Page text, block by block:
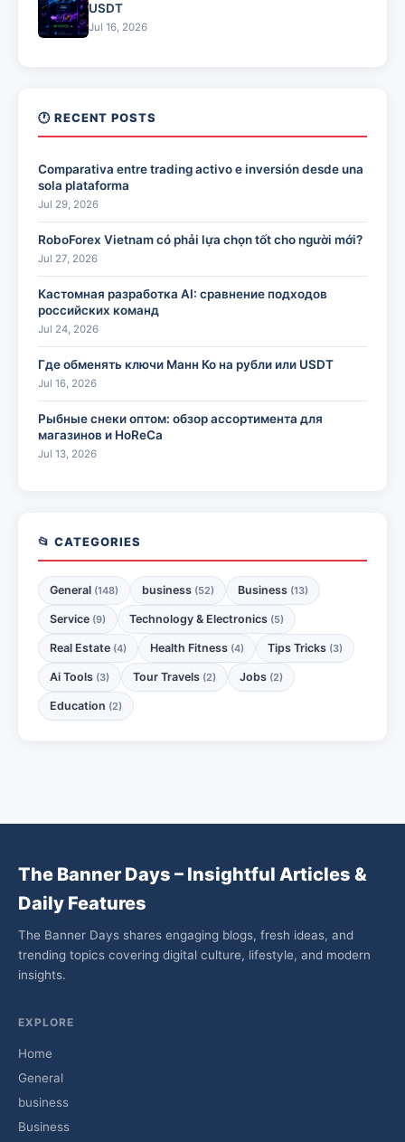
USDT
Jul 16, 2026
🕐 RECENT POSTS
Comparativa entre trading activo e inversión desde una
sola plataforma
Jul 29, 2026
RoboForex Vietnam có phải lựa chọn tốt cho người mới?
Jul 27, 2026
Кастомная разработка AI: сравнение подходов
российских команд
Jul 24, 2026
Где обменять ключи Манн Ко на рубли или USDT
Jul 16, 2026
Рыбные снеки оптом: обзор ассортимента для
магазинов и HoReCa
Jul 13, 2026
📂 CATEGORIES
General (148) business (52) Business (13)
Service (9) Technology & Electronics (5)
Real Estate (4) Health Fitness (4) Tips Tricks (3)
Ai Tools (3) Tour Travels (2) Jobs (2)
Education (2)
The Banner Days – Insightful Articles &
Daily Features
The Banner Days shares engaging blogs, fresh ideas, and
trending topics covering digital culture, lifestyle, and modern
insights.
EXPLORE
Home
General
business
Business